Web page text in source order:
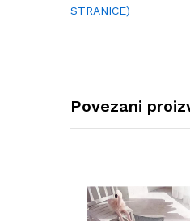
STRANICE)
Povezani